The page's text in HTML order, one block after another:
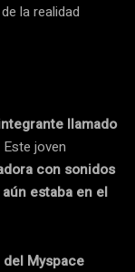
la realidad
llamado
Este joven
con sonidos
aún estaba en el
Myspace